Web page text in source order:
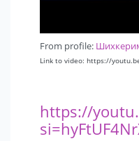
From profile:
Link to video: https://
https://